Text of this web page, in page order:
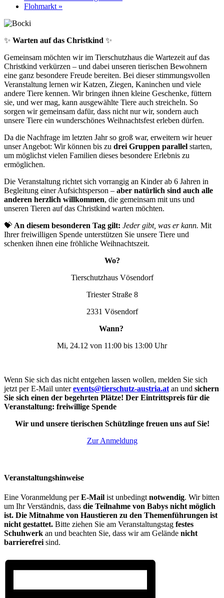
Flohmarkt »
✨ Warten auf das Christkind ✨
Gemeinsam möchten wir im Tierschutzhaus die Wartezeit auf das
Christkind verkürzen – und dabei unseren tierischen Bewohnern
eine ganz besondere Freude bereiten. Bei dieser stimmungsvollen
Veranstaltung lernen wir Katzen, Ziegen, Kaninchen und viele
andere Tiere kennen. Wir bringen ihnen kleine Geschenke, füttern
sie, und wer mag, kann ausgewählte Tiere auch streicheln. So
sorgen wir gemeinsam dafür, dass nicht nur wir, sondern auch
unsere Tiere ein wunderschönes Weihnachtsfest erleben dürfen.
Da die Nachfrage im letzten Jahr so groß war, erweitern wir heuer
unser Angebot: Wir können bis zu drei Gruppen parallel starten,
um möglichst vielen Familien dieses besondere Erlebnis zu
ermöglichen.
Die Veranstaltung richtet sich vorrangig an Kinder ab 6 Jahren in
Begleitung einer Aufsichtsperson – aber natürlich sind auch alle
anderen herzlich willkommen, die gemeinsam mit uns und
unseren Tieren auf das Christkind warten möchten.
💝 An diesem besonderen Tag gilt: Jeder gibt, was er kann. Mit
Ihrer freiwilligen Spende unterstützen Sie unsere Tiere und
schenken ihnen eine fröhliche Weihnachtszeit.
Wo?
Tierschutzhaus Vösendorf
Triester Straße 8
2331 Vösendorf
Wann?
Mi, 24.12 von 11:00 bis 13:00 Uhr
Wenn Sie sich das nicht entgehen lassen wollen, melden Sie sich
jetzt per E-Mail unterevents@tierschutz-austria.atan und sichern
Sie sich einen der begehrten Plätze! Der Eintrittspreis für die
Veranstaltung: freiwillige Spende
Wir und unsere tierischen Schützlinge freuen uns auf Sie!
Zur Anmeldung
Veranstaltungshinweise
Eine Voranmeldung perE-Mail ist unbedingt notwendig. Wir bitten
um Ihr Verständnis, dass die Teilnahme von Babys nicht möglich
ist. Die Mitnahme von Haustieren zu den Themenführungen ist
nicht gestattet. Bitte ziehen Sie am Veranstaltungstag festes
Schuhwerk an und beachten Sie, dass wir am Gelände nicht
barrierefrei sind.